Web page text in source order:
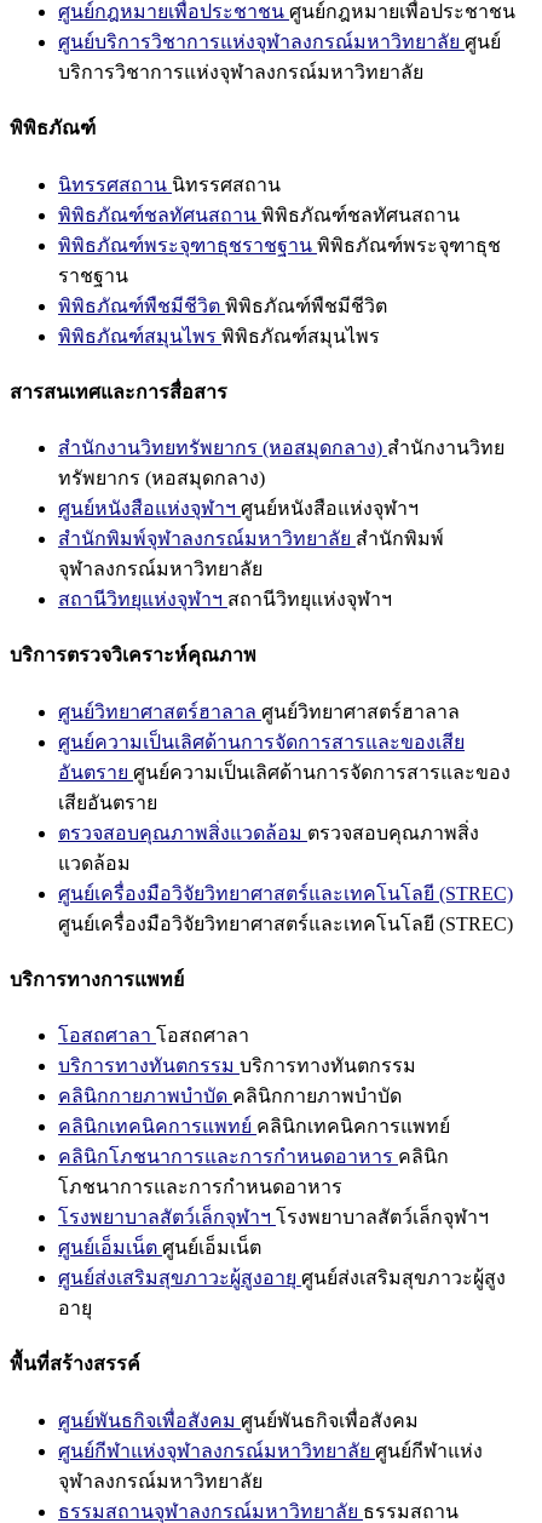
ศูนย์กฎหมายเพื่อประชาชน ศูนย์กฎหมายเพื่อประชาชน
ศูนย์บริการวิชาการแห่งจุฬาลงกรณ์มหาวิทยาลัย ศูนย์
บริการวิชาการแห่งจุฬาลงกรณ์มหาวิทยาลัย
พิพิธภัณฑ์
นิทรรศสถาน นิทรรศสถาน
พิพิธภัณฑ์ชลทัศนสถาน พิพิธภัณฑ์ชลทัศนสถาน
พิพิธภัณฑ์พระจุฑาธุชราชฐาน พิพิธภัณฑ์พระจุฑาธุช
ราชฐาน
พิพิธภัณฑ์พืชมีชีวิต พิพิธภัณฑ์พืชมีชีวิต
พิพิธภัณฑ์สมุนไพร พิพิธภัณฑ์สมุนไพร
สารสนเทศและการสื่อสาร
สำนักงานวิทยทรัพยากร (หอสมุดกลาง) สำนักงานวิทย
ทรัพยากร (หอสมุดกลาง)
ศูนย์หนังสือแห่งจุฬาฯ ศูนย์หนังสือแห่งจุฬาฯ
สำนักพิมพ์จุฬาลงกรณ์มหาวิทยาลัย สำนักพิมพ์
จุฬาลงกรณ์มหาวิทยาลัย
สถานีวิทยุแห่งจุฬาฯ สถานีวิทยุแห่งจุฬาฯ
บริการตรวจวิเคราะห์คุณภาพ
ศูนย์วิทยาศาสตร์ฮาลาล ศูนย์วิทยาศาสตร์ฮาลาล
ศูนย์ความเป็นเลิศด้านการจัดการสารและของเสีย
อันตราย ศูนย์ความเป็นเลิศด้านการจัดการสารและของ
เสียอันตราย
ตรวจสอบคุณภาพสิ่งแวดล้อม ตรวจสอบคุณภาพสิ่ง
แวดล้อม
ศูนย์เครื่องมือวิจัยวิทยาศาสตร์และเทคโนโลยี (STREC)
ศูนย์เครื่องมือวิจัยวิทยาศาสตร์และเทคโนโลยี (STREC)
บริการทางการแพทย์
โอสถศาลา โอสถศาลา
บริการทางทันตกรรม บริการทางทันตกรรม
คลินิกกายภาพบำบัด คลินิกกายภาพบำบัด
คลินิกเทคนิคการแพทย์ คลินิกเทคนิคการแพทย์
คลินิกโภชนาการและการกำหนดอาหาร คลินิก
โภชนาการและการกำหนดอาหาร
โรงพยาบาลสัตว์เล็กจุฬาฯ โรงพยาบาลสัตว์เล็กจุฬาฯ
ศูนย์เอ็มเน็ต ศูนย์เอ็มเน็ต
ศูนย์ส่งเสริมสุขภาวะผู้สูงอายุ ศูนย์ส่งเสริมสุขภาวะผู้สูง
อายุ
พื้นที่สร้างสรรค์
ศูนย์พันธกิจเพื่อสังคม ศูนย์พันธกิจเพื่อสังคม
ศูนย์กีฬาแห่งจุฬาลงกรณ์มหาวิทยาลัย ศูนย์กีฬาแห่ง
จุฬาลงกรณ์มหาวิทยาลัย
ธรรมสถานจุฬาลงกรณ์มหาวิทยาลัย ธรรมสถาน